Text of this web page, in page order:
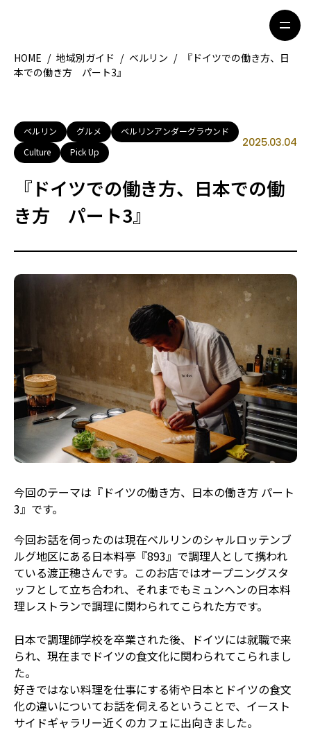
地域別ガイド
グルメ
観光ガイド
ライフスタイル
ライター募集
HOME / 地域別ガイド / ベルリン /
『ドイツでの働き方、日
本での働き方 パート3』
ベルリン グルメ
ベルリンアンダーグラウンド
Culture
Pick Up
2025.03.04
『ドイツでの働き方、日本での働
き方 パート3』
今回のテーマは『ドイツの働き方、日本の働き方 パート
3』です。
今回お話を伺ったのは現在ベルリンのシャルロッテンブ
ルグ地区にある日本料亭『893』で調理人として携われ
ている渡正穂さんです。このお店ではオープニングスタ
ッフとして立ち合われ、それまでもミュンヘンの日本料
理レストランで調理に関わられてこられた方です。
日本で調理師学校を卒業された後、ドイツには就職で来
られ、現在までドイツの食文化に関わられてこられまし
た。
好きではない料理を仕事にする術や日本とドイツの食文
化の違いについてお話を伺えるということで、イースト
サイドギャラリー近くのカフェに出向きました。